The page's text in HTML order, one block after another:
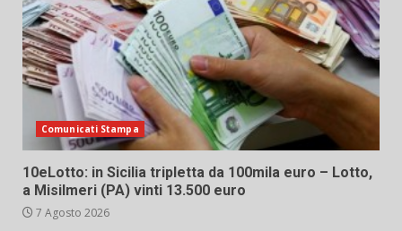
Comunicati Stampa
10eLotto: in Sicilia tripletta da 100mila euro – Lotto,
a Misilmeri (PA) vinti 13.500 euro
7 Agosto 2026